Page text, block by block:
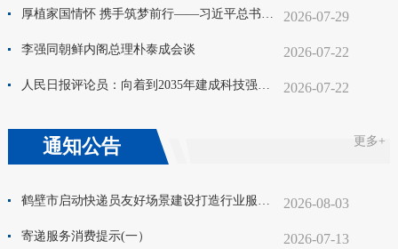
厚植家国情怀 携手筑梦前行——习近平总书记对侨务工作重要指示激励海内外中华儿女为强国建设、民族复兴伟业团结奋斗 2026-07-29
李强同朝鲜内阁总理朴泰成会谈 2026-07-22
人民日报评论员：向着到2035年建成科技强国的目标坚定迈进——论学习贯彻习近平总书记在国家科学技术奖励大会、两院院士大会、中国科协十一大上重要讲话 2026-07-22
通知公告 更多+
鹤壁市启动快递员友好场景建设打造行业服务新标杆 2026-08-03
寄递服务消费提示(一） 2026-07-13